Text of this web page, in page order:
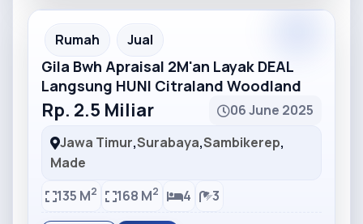
Partner Ad
Rumah Jual
Gila Bwh Apraisal 2M'an Layak DEAL
Langsung HUNI Citraland Woodland
Rp. 2.5 Miliar
06 June 2025
Jawa Timur,Surabaya,Sambikerep,
Made
135 M2 168 M2 4 3